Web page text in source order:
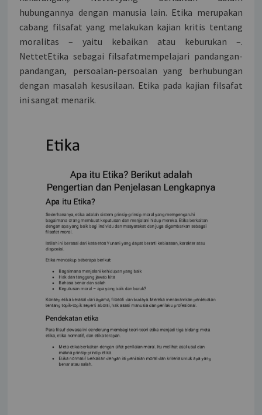
hubungannya dengan manusia lain. Etika merupakan
cabang filsafat yang melakukan kajian kritis tentang
moralitas – yaitu kebaikan atau keburukan –.
NettetEtika sebagai filsafatmempelajari pandangan-
pandangan, persoalan-persoalan yang berhubungan
dengan masalah kesusilaan. Etika pada kajian filsafat
ini sangat menarik.